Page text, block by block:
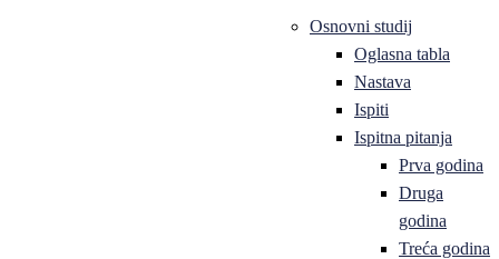
Osnovni studij
Oglasna tabla
Nastava
Ispiti
Ispitna pitanja
Prva godina
Druga
godina
Treća godina